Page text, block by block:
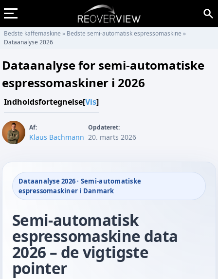
Bedste kaffemaskine » Bedste semi-automatisk espressomaskine »
Dataanalyse 2026
Dataanalyse for semi-automatiske
espressomaskiner i 2026
Indholdsfortegnelse[Vis]
Af:
Klaus Bachmann
Opdateret:
20. marts 2026
Dataanalyse 2026 · Semi-automatiske
espressomaskiner i Danmark
Semi-automatisk
espressomaskine data
2026 – de vigtigste
pointer